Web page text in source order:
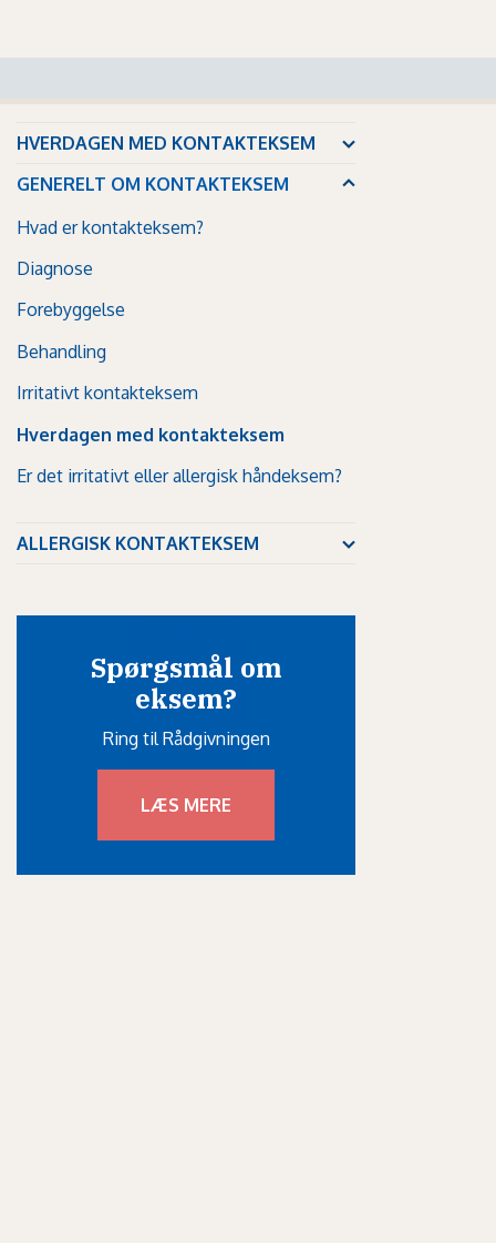
HVERDAGEN MED KONTAKTEKSEM
GENERELT OM KONTAKTEKSEM
Hvad er kontakteksem?
Diagnose
Forebyggelse
Behandling
Irritativt kontakteksem
Hverdagen med kontakteksem
Er det irritativt eller allergisk håndeksem?
ALLERGISK KONTAKTEKSEM
Spørgsmål om
eksem?
Ring til Rådgivningen
LÆS MERE